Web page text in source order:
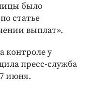
было
статье
выплат».
контроле у
пресс-служба
июня.